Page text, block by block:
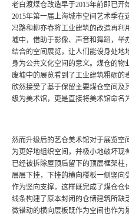
老白渡煤仓改造早于2015年前即已
2015年第一届上海城市空间艺术季
冯路和柳亦春将工业建筑的改造再利
墟中，借助于影像、声音和舞蹈，举
结合的空间展览，让人们能设身处地
身为公共文化空间的意义。煤仓的物
废墟中的展览看到了工业建筑粗砺的
欣然接受了基于保留主要煤仓空间及
级为美术馆，更是直接将美术馆命名
然而升级后的艺仓美术馆对于展览空
为更好地组织空间，并极小地破坏现
已经被拆除屋顶后留下的顶层框架
层层下挂，下挂的横向楼板一侧竖向
作为竖向支撑，这样既完成了煤仓仓
线条构建了原本封闭的仓储建筑所缺
微错动的横向层板既作为空间也作为